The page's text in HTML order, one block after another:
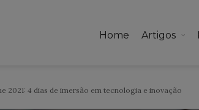
Home Artigos
2021: 4 dias de imersão em tecnologia e inovação